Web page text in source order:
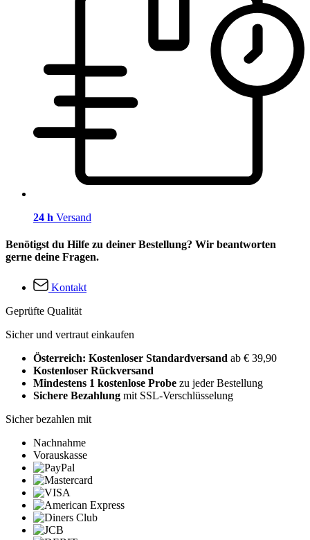
24 h Versand
Benötigst du Hilfe zu deiner Bestellung? Wir beantworten
gerne deine Fragen.
Kontakt
Geprüfte Qualität
Sicher und vertraut einkaufen
Österreich: Kostenloser Standardversand ab € 39,90
Kostenloser Rückversand
Mindestens 1 kostenlose Probe zu jeder Bestellung
Sichere Bezahlung mit SSL-Verschlüsselung
Sicher bezahlen mit
Nachnahme
Vorauskasse